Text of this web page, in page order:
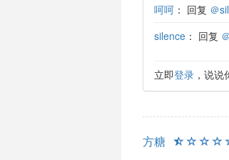
呵呵： 回复 ＠
silence： 回复
立即登录，说说
方糖